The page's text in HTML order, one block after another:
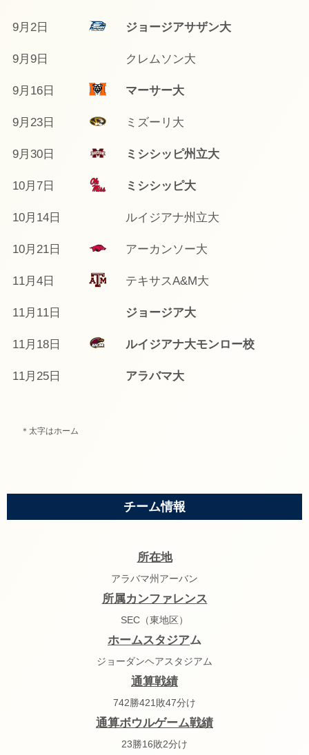
9月2日 ジョージアサザン大
9月9日 クレムソン大
9月16日 マーサー大
9月23日 ミズーリ大
9月30日 ミシシッピ州立大
10月7日 ミシシッピ大
10月14日 ルイジアナ州立大
10月21日 アーカンソー大
11月4日 テキサスA&M大
11月11日 ジョージア大
11月18日 ルイジアナ大モンロー校
11月25日 アラバマ大
＊太字はホーム
チーム情報
所在地
アラバマ州アーバン
所属カンファレンス
SEC（東地区）
ホームスタジアム
ジョーダンヘアスタジアム
通算戦績
742勝421敗47分け
通算ボウルゲーム戦績
23勝16敗2分け